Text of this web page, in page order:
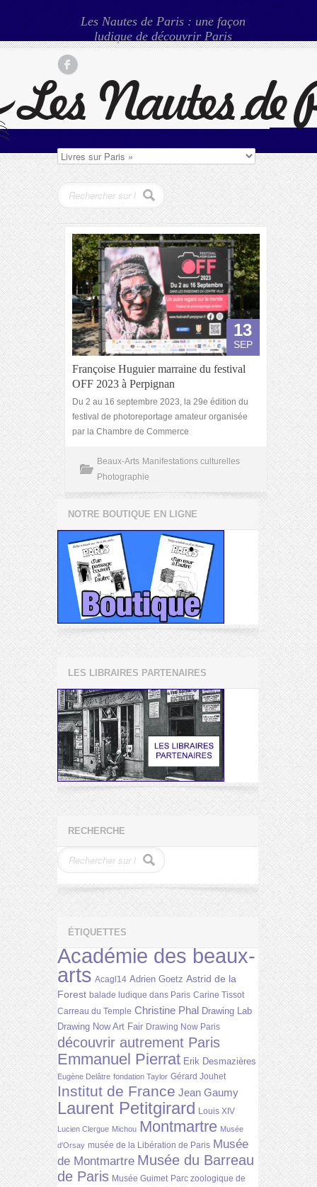
Les Nautes de Paris : une façon
ludique de découvrir Paris
13
SEP
Françoise Huguier marraine du festival
OFF 2023 à Perpignan
Du 2 au 16 septembre 2023, la 29e édition du
festival de photoreportage amateur organisée
par la Chambre de Commerce
Beaux-Arts Manifestations culturelles
Photographie
NOTRE BOUTIQUE EN LIGNE
LES LIBRAIRES PARTENAIRES
RECHERCHE
ÉTIQUETTES
Académie des beaux-
arts Acagl14 Adrien Goetz Astrid de la
Forest balade ludique dans Paris Carine Tissot
Carreau du Temple Christine Phal Drawing Lab
Drawing Now Art Fair Drawing Now Paris
découvrir autrement Paris
Emmanuel Pierrat Erik Desmazières
Eugène Delâtre fondation Taylor Gérard Jouhet
Institut de France Jean Gaumy
Laurent Petitgirard Louis XIV
Lucien Clergue Michou Montmartre Musée
d'Orsay musée de la Libération de Paris Musée
de Montmartre Musée du Barreau
de Paris Musée Guimet Parc zoologique de